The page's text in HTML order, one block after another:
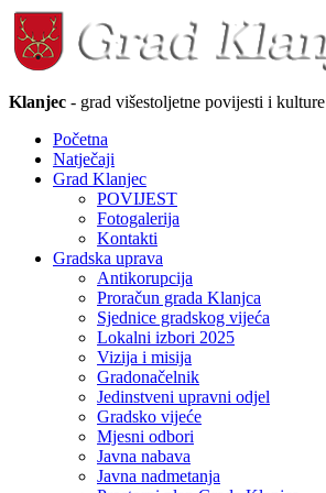
Klanjec - grad višestoljetne povijesti i kulture
Početna
Natječaji
Grad Klanjec
POVIJEST
Fotogalerija
Kontakti
Gradska uprava
Antikorupcija
Proračun grada Klanjca
Sjednice gradskog vijeća
Lokalni izbori 2025
Vizija i misija
Gradonačelnik
Jedinstveni upravni odjel
Gradsko vijeće
Mjesni odbori
Javna nabava
Javna nadmetanja